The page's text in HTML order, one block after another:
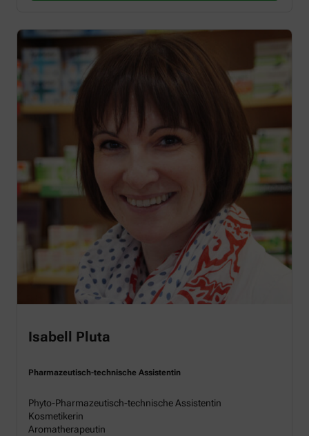
Isabell Pluta
Pharmazeutisch-technische Assistentin
Phyto-Pharmazeutisch-technische Assistentin
Kosmetikerin
Aromatherapeutin